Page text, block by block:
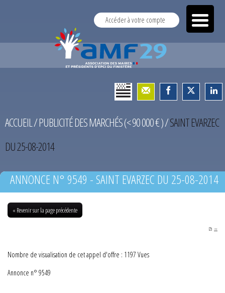
Accéder à votre compte
ACCUEIL/PUBLICITÉ DES MARCHÉS (< 90 000 € )/SAINT EVARZEC
DU 25-08-2014
ANNONCE N° 9549 - SAINT EVARZEC DU 25-08-2014
« Revenir sur la page précédente
PDF
Nombre de visualisation de cet appel d'offre : 1197 Vues
Annonce n° 9549